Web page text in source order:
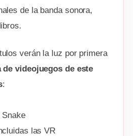
de la banda sonora,
verán la luz por primera
de videojuegos de este
:
Snake
las VR